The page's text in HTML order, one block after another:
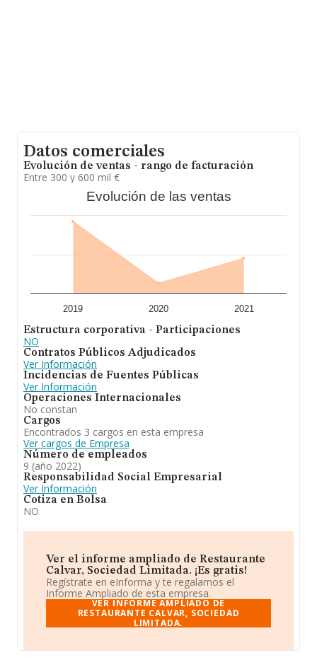
Datos comerciales
Evolución de ventas - rango de facturación
Entre 300 y 600 mil €
Evolución de las ventas
2019 2020 2021
Estructura corporativa - Participaciones
NO
Contratos Públicos Adjudicados
Ver Información
Incidencias de Fuentes Públicas
Ver Información
Operaciones Internacionales
No constan
Cargos
Encontrados 3 cargos en esta empresa
Ver cargos de Empresa
Número de empleados
9 (año 2022)
Responsabilidad Social Empresarial
Ver Información
Cotiza en Bolsa
NO
Ver el informe ampliado de Restaurante
Calvar, Sociedad Limitada. ¡Es gratis!
Regístrate en eInforma y te regalamos el
Informe Ampliado de esta empresa.
VER INFORME AMPLIADO DE
RESTAURANTE CALVAR, SOCIEDAD
LIMITADA.